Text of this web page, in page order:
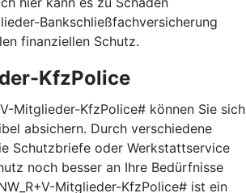
Bankschließfachversicherung
finanziellen Schutz.
KfzPolice
Mitglieder-KfzPolice# können Sie sich
absichern. Durch verschiedene
Schutzbriefe oder Werkstattservice
noch besser an Ihre Bedürfnisse
Mitglieder-KfzPolice# ist ein